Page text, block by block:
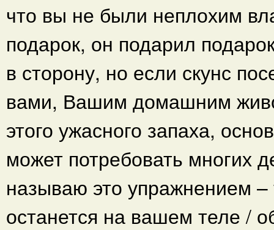
что вы не были неплохим
подарок, он подарил
в сторону, но если скунс
вами, Вашим домашним
этого ужасного запаха,
может потребовать многих
называю это упражнением –
останется на вашем теле /